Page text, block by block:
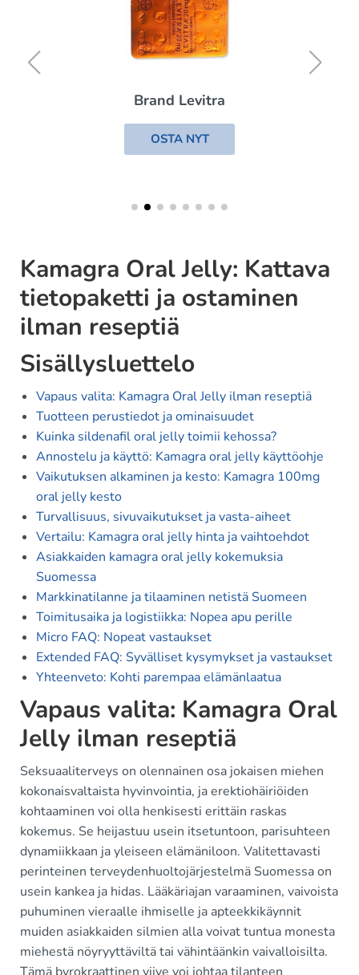
Brand Levitra
OSTA NYT
Kamagra Oral Jelly: Kattava
tietopaketti ja ostaminen
ilman reseptiä
Sisällysluettelo
Vapaus valita: Kamagra Oral Jelly ilman reseptiä
Tuotteen perustiedot ja ominaisuudet
Kuinka sildenafil oral jelly toimii kehossa?
Annostelu ja käyttö: Kamagra oral jelly käyttöohje
Vaikutuksen alkaminen ja kesto: Kamagra 100mg
oral jelly kesto
Turvallisuus, sivuvaikutukset ja vasta-aiheet
Vertailu: Kamagra oral jelly hinta ja vaihtoehdot
Asiakkaiden kamagra oral jelly kokemuksia
Suomessa
Markkinatilanne ja tilaaminen netistä Suomeen
Toimitusaika ja logistiikka: Nopea apu perille
Micro FAQ: Nopeat vastaukset
Extended FAQ: Syvälliset kysymykset ja vastaukset
Yhteenveto: Kohti parempaa elämänlaatua
Vapaus valita: Kamagra Oral
Jelly ilman reseptiä
Seksuaaliterveys on olennainen osa jokaisen miehen
kokonaisvaltaista hyvinvointia, ja erektiohäiriöiden
kohtaaminen voi olla henkisesti erittäin raskas
kokemus. Se heijastuu usein itsetuntoon, parisuhteen
dynamiikkaan ja yleiseen elämäniloon. Valitettavasti
perinteinen terveydenhuoltojärjestelmä Suomessa on
usein kankea ja hidas. Lääkäriajan varaaminen, vaivoista
puhuminen vieraalle ihmiselle ja apteekkikäynnit
muiden asiakkaiden silmien alla voivat tuntua monesta
miehestä nöyryyttäviltä tai vähintäänkin vaivalloisilta.